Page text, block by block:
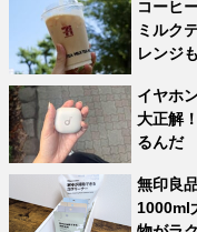
コーヒ
ミルク
レンジ
イヤホ
大正解
るんだ
無印良
1000ml